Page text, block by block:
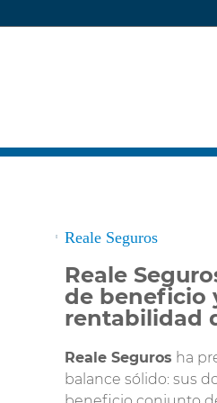
Reale Seguros
Reale
de beneficio
rentabilidad
Reale Seguros ha
balance sólido: sus